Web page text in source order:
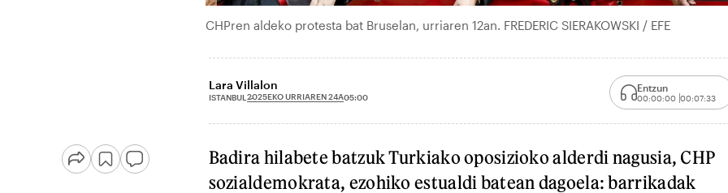
CHPren aldeko protesta bat Bruselan, urriaren 12an. FREDERIC SIERAKOWSKI / EFE
Lara Villalon
ISTANBUL 2025EKO URRIAREN 24A05:00
Entzun
00:00:00 00:07:33
Badira hilabete batzuk Turkiako oposizioko alderdi nagusia, CHP
sozialdemokrata, ezohiko estualdi batean dagoela: barrikadak